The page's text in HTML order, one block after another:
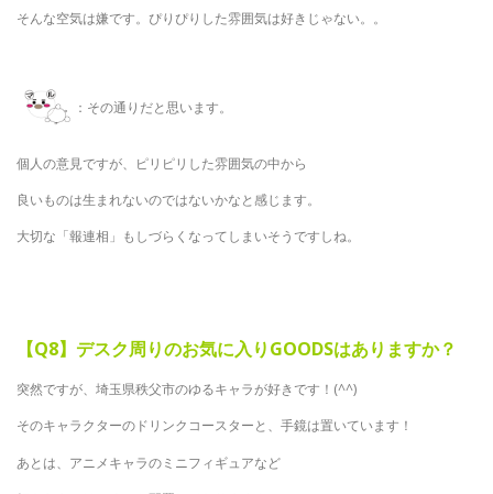
そんな空気は嫌です。ぴりぴりした雰囲気は好きじゃない。。
：その通りだと思います。
個人の意見ですが、ピリピリした雰囲気の中から
良いものは生まれないのではないかなと感じます。
大切な「報連相」もしづらくなってしまいそうですしね。
【Q8】デスク周りのお気に入りGOODSはありますか？
突然ですが、埼玉県秩父市のゆるキャラが好きです！(^^)
そのキャラクターのドリンクコースターと、手鏡は置いています！
あとは、アニメキャラのミニフィギュアなど